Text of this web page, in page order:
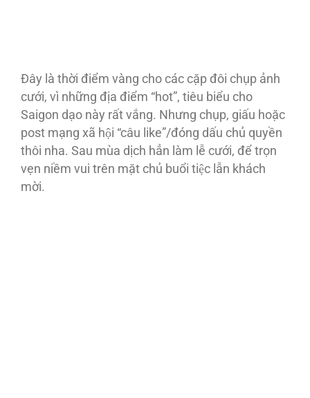
Đây là thời điểm vàng cho các cặp đôi chụp ảnh
cưới, vì những địa điểm “hot”, tiêu biểu cho
Saigon dạo này rất vắng. Nhưng chụp, giấu hoặc
post mạng xã hội “câu like”/đóng dấu chủ quyền
thôi nha. Sau mùa dịch hẳn làm lễ cưới, để trọn
vẹn niềm vui trên mặt chủ buổi tiệc lẫn khách
mời.